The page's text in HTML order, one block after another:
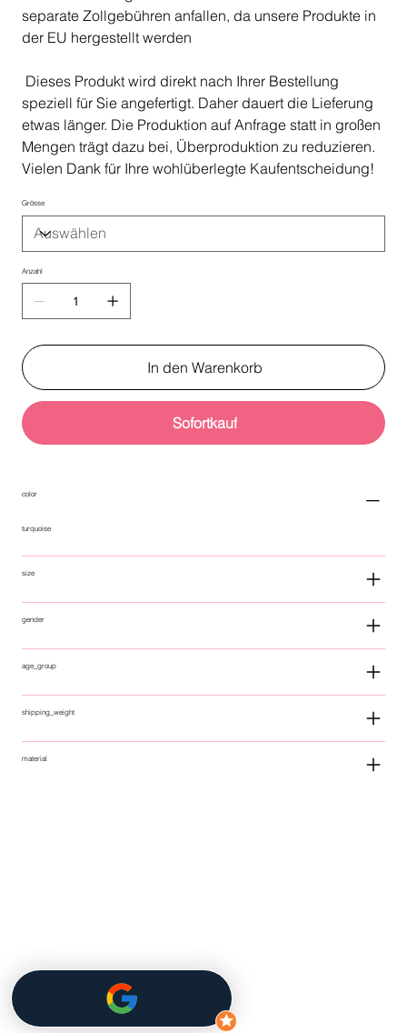
separate Zollgebühren anfallen, da unsere Produkte in
der EU hergestellt werden
Dieses Produkt wird direkt nach Ihrer Bestellung
speziell für Sie angefertigt. Daher dauert die Lieferung
etwas länger. Die Produktion auf Anfrage statt in großen
Mengen trägt dazu bei, Überproduktion zu reduzieren.
Vielen Dank für Ihre wohlüberlegte Kaufentscheidung!
Grösse
Anzahl
In den Warenkorb
Sofortkauf
color
turquoise
size
gender
age_group
shipping_weight
material